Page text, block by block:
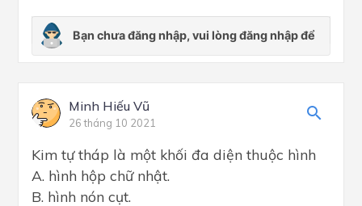
Minh Hiếu Vũ
26 tháng 10 2021
Kim tự tháp là một khối đa diện thuộc hình
A. hình hộp chữ nhật.
B. hình nón cụt.